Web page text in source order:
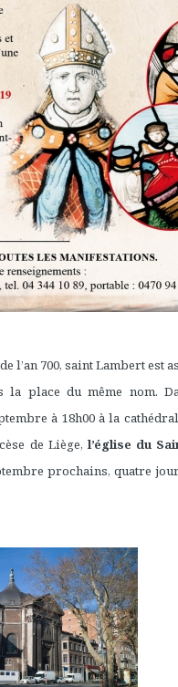
l’an 700, saint Lambert est
la place du même nom.
à 18h00 à la
de Liège, l’église du
prochains, quatre